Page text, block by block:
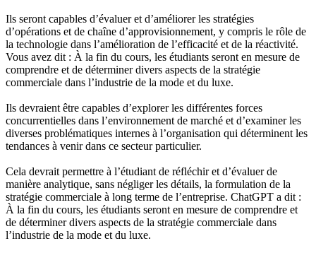
Ils seront capables d’évaluer et d’améliorer les stratégies
d’opérations et de chaîne d’approvisionnement, y compris le rôle de
la technologie dans l’amélioration de l’efficacité et de la réactivité.
Vous avez dit : À la fin du cours, les étudiants seront en mesure de
comprendre et de déterminer divers aspects de la stratégie
commerciale dans l’industrie de la mode et du luxe.
Ils devraient être capables d’explorer les différentes forces
concurrentielles dans l’environnement de marché et d’examiner les
diverses problématiques internes à l’organisation qui déterminent les
tendances à venir dans ce secteur particulier.
Cela devrait permettre à l’étudiant de réfléchir et d’évaluer de
manière analytique, sans négliger les détails, la formulation de la
stratégie commerciale à long terme de l’entreprise. ChatGPT a dit :
À la fin du cours, les étudiants seront en mesure de comprendre et
de déterminer divers aspects de la stratégie commerciale dans
l’industrie de la mode et du luxe.